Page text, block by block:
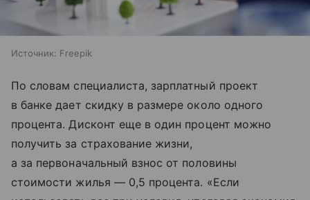
Источник: Freepik
По словам специалиста, зарплатный проект
в банке дает скидку в размере около одного
процента. Дисконт еще в один процент можно
получить за страхование жизни,
а за первоначальный взнос от половины
стоимости жилья — 0,5 процента. «Если